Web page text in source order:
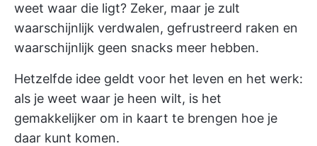
weet waar die ligt? Zeker, maar je zult
waarschijnlijk verdwalen, gefrustreerd raken en
waarschijnlijk geen snacks meer hebben.
Hetzelfde idee geldt voor het leven en het werk:
als je weet waar je heen wilt, is het
gemakkelijker om in kaart te brengen hoe je
daar kunt komen.